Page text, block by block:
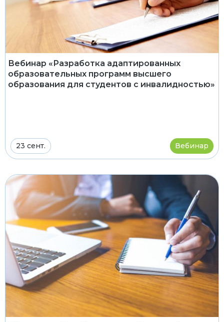
Вебинар «Разработка адаптированных
образовательных программ высшего
образования для студентов с инвалидностью»
23 сент. Вебинар